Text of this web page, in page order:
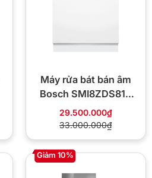
Máy rửa bát bán âm
Bosch SMI8ZDS81T
Seri 8
29.500.000₫
33.000.000₫
Giảm 10%